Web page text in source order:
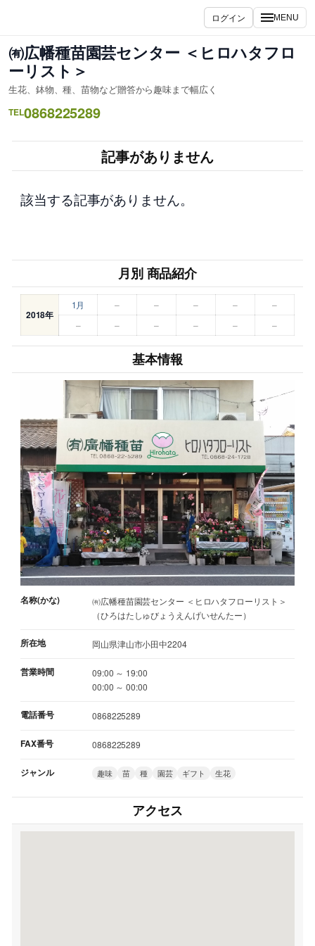
を
ス
キ
ッ
プ
ログイン MENU
㈲広幡種苗園芸センター ＜ヒロハタフロ
ーリスト＞
生花、鉢物、種、苗物など贈答から趣味まで幅広く
TEL0868225289
記事がありません
該当する記事がありません。
月別 商品紹介
2018年
1月 – – – –
–
–
– – – – –
基本情報
名称(かな)
㈲広幡種苗園芸センター ＜ヒロハタフローリスト＞
（ひろはたしゅびょうえんげいせんたー）
所在地 岡山県津山市小田中2204
営業時間
09:00 ～ 19:00
00:00 ～ 00:00
電話番号 0868225289
FAX番号 0868225289
ジャンル 趣味 苗 種 園芸 ギフト 生花
アクセス